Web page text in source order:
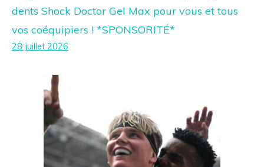
dents Shock Doctor Gel Max pour vous et tous
vos coéquipiers ! *SPONSORITÉ*
28 juillet 2026